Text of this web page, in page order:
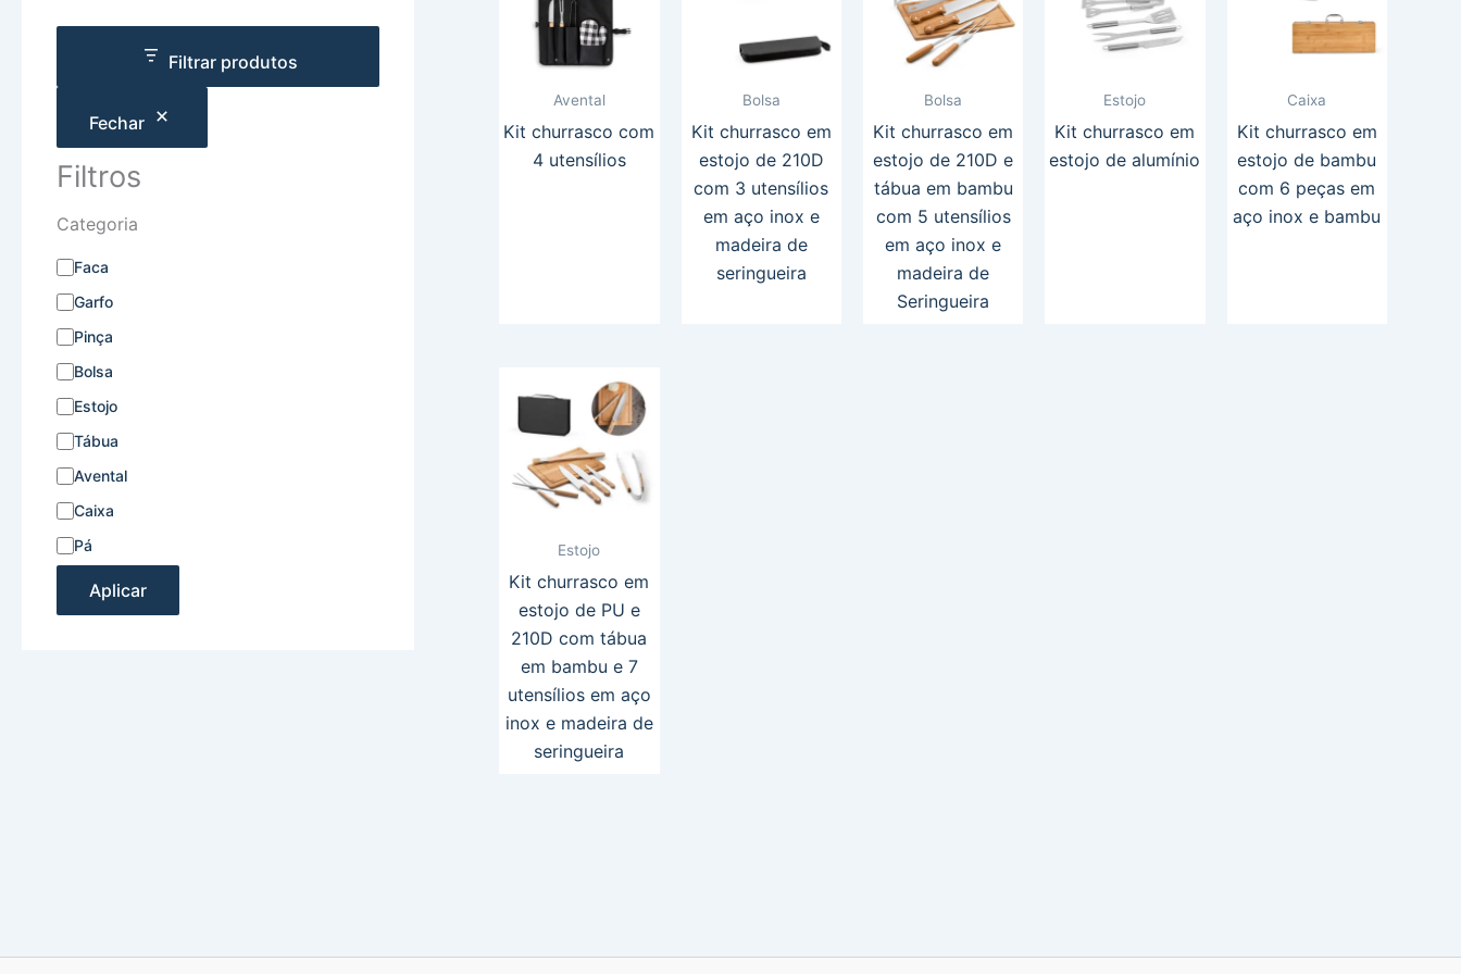
Filtrar produtos
Fechar
Filtros
Categoria
Faca
Garfo
Pinça
Bolsa
Estojo
Tábua
Avental
Caixa
Pá
Aplicar
Avental
Kit churrasco com
4 utensílios
Bolsa
Kit churrasco em
estojo de 210D
com 3 utensílios
em aço inox e
madeira de
seringueira
Bolsa
Kit churrasco em
estojo de 210D e
tábua em bambu
com 5 utensílios
em aço inox e
madeira de
Seringueira
Estojo
Kit churrasco em
estojo de alumínio
Caixa
Kit churrasco em
estojo de bambu
com 6 peças em
aço inox e bambu
Estojo
Kit churrasco em
estojo de PU e
210D com tábua
em bambu e 7
utensílios em aço
inox e madeira de
seringueira